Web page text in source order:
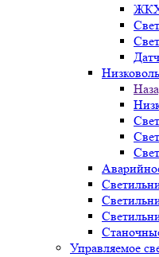
ЖКХ
Управляемое